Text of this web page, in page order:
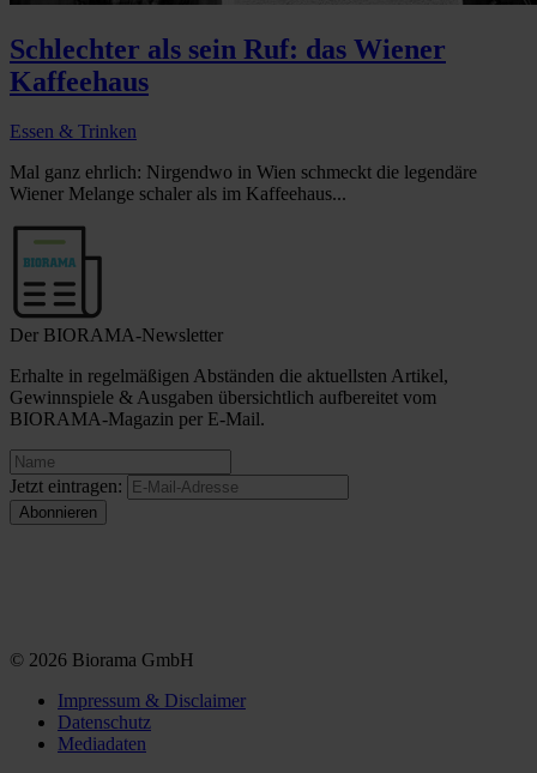
Schlechter als sein Ruf: das Wiener
Kaffeehaus
Essen & Trinken
Mal ganz ehrlich: Nirgendwo in Wien schmeckt die legendäre
Wiener Melange schaler als im Kaffeehaus...
Der BIORAMA-Newsletter
Erhalte in regelmäßigen Abständen die aktuellsten Artikel,
Gewinnspiele & Ausgaben übersichtlich aufbereitet vom
BIORAMA-Magazin per E-Mail.
Jetzt eintragen:
© 2026 Biorama GmbH
Impressum & Disclaimer
Datenschutz
Mediadaten